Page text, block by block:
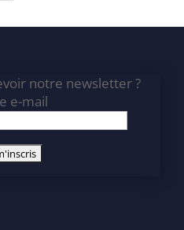
notre newsletter ?
e-mail